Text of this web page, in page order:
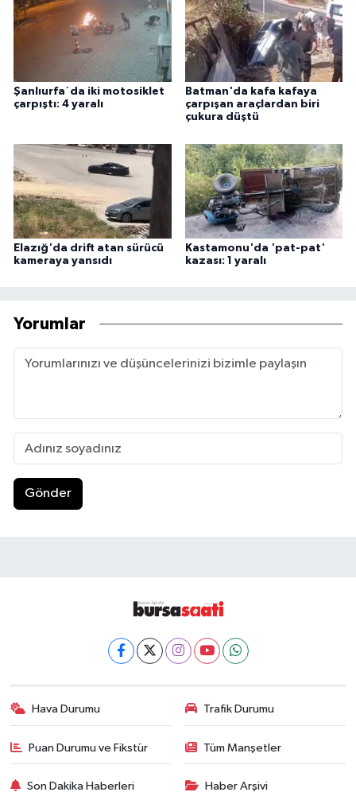
Şanlıurfa´da iki motosiklet
çarpıştı: 4 yaralı
Batman'da kafa kafaya
çarpışan araçlardan biri
çukura düştü
Elazığ'da drift atan sürücü
kameraya yansıdı
Kastamonu'da 'pat-pat'
kazası: 1 yaralı
Yorumlar
Gönder
Hava Durumu Trafik Durumu
Puan Durumu ve Fikstür Tüm Manşetler
Son Dakika Haberleri Haber Arşivi